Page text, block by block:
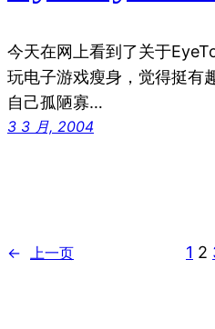
今天在网上看到了关于
玩电子游戏瘦身，觉得挺有
自己孤陋寡…
3 3 月, 2004
← 上一页 1 2